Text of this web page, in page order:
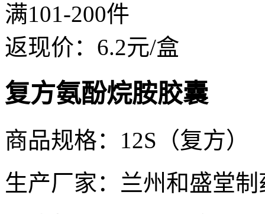
满101-200件
返现价： 6.2元/盒
复方氨酚烷胺胶囊
商品规格：12S（复方）
生产厂家：兰州和盛堂